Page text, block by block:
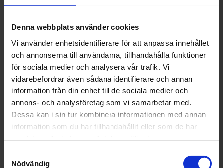
Denna webbplats använder cookies
Vi använder enhetsidentifierare för att anpassa innehållet
och annonserna till användarna, tillhandahålla funktioner
för sociala medier och analysera vår trafik. Vi
vidarebefordrar även sådana identifierare och annan
information från din enhet till de sociala medier och
annons- och analysföretag som vi samarbetar med.
Dessa kan i sin tur kombinera informationen med annan
information som du har tillhandahållit eller som de har
Nödvändig